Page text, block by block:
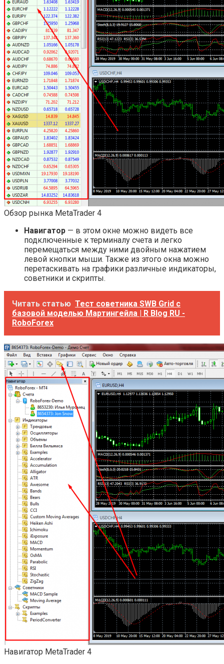
Обзор рынка MetaTrader 4
Навигатор — в этом окне можно видеть все
подключенные к терминалу счета и легко
перемещаться между ними двойным нажатием
левой кнопки мыши. Также из этого окна можно
перетаскивать на графики различные индикаторы,
советники и скрипты.
Читать статью Тест советника SWB Grid с
базовой моделью Мартингейла | R Blog RU -
RoboForex
Навигатор MetaTrader 4